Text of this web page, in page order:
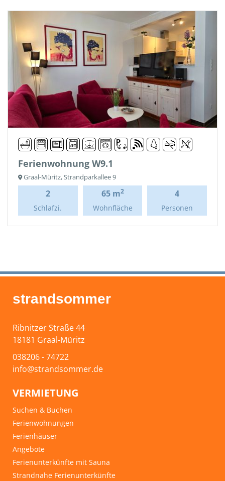
Ferienwohnung W9.1
Graal-Müritz, Strandparkallee 9
2
Schlafzi.
65 m2
Wohnfläche
4
Personen
strandsommer
Ribnitzer Straße 44
18181 Graal-Müritz
038206 - 74722
info@strandsommer.de
VERMIETUNG
Suchen & Buchen
Ferienwohnungen
Ferienhäuser
Angebote
Ferienunterkünfte mit Sauna
Strandnahe Ferienunterkünfte